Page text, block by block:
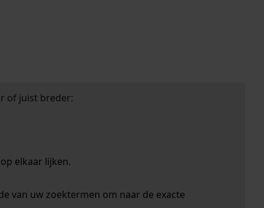
of juist breder:
elkaar lijken.
van uw zoektermen om naar de exacte